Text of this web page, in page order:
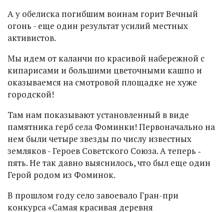
А у обелиска погибшим воинам горит Вечный
огонь - еще один результат усилий местных
активистов.
Мы идем от каланчи по красивой набережной с
кипарисами и большими цветочными кашпо и
оказываемся на смотровой площадке не хуже
городской!
Там нам показывают установленный в виде
памятника герб села Фоминки! Первоначально на
нем были четыре звезды по числу известных
земляков - Героев Советского Союза. А теперь ‑
пять. Не так давно выяснилось, что был еще один
Герой родом из Фоминок.
В прошлом году село завоевало Гран-при
конкурса «Самая красивая деревня